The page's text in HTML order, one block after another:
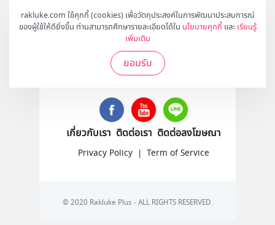
rakluke.com ใช้คุกกี้ (cookies) เพื่อวัตถุประสงค์ในการพัฒนาประสบการณ์
ของผู้ใช้ให้ดียิ่งขึ้น ท่านสามารถศึกษารายละเอียดได้ใน นโยบายคุกกี้ และ เรียนรู้
เพิ่มเติม
ยอมรับ
สมัคร
ติดตามเราได้ที่
เกี่ยวกับเรา ติดต่อเรา ติดต่อลงโฆษณา
Privacy Policy | Term of Service
© 2020 Rakluke Plus - ALL RIGHTS RESERVED.